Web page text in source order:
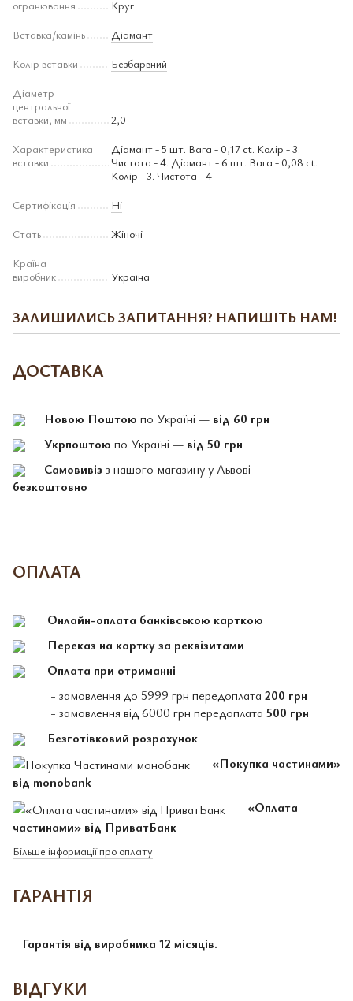
огранювання
Круг
Вставка/камінь
Діамант
Колір вставки
Безбарвний
Діаметр
центральної
вставки, мм
2,0
Характеристика
вставки
Діамант - 5 шт. Вага - 0,17 ct. Колір - 3.
Чистота - 4. Діамант - 6 шт. Вага - 0,08 ct.
Колір - 3. Чистота - 4
Сертифікація
Ні
Стать
Жіночі
Країна
виробник
Україна
ЗАЛИШИЛИСЬ ЗАПИТАННЯ? НАПИШІТЬ НАМ!
ДОСТАВКА
Новою Поштою по Україні — від 60 грн
Укрпоштою по Україні — від 50 грн
Самовивіз з нашого магазину у Львові —
безкоштовно
ОПЛАТА
Онлайн-оплата банківською карткою
Переказ на картку за реквізитами
Оплата при отриманні
- замовлення до 5999 грн передоплата 200 грн
- замовлення від 6000 грн передоплата 500 грн
Безготівковий розрахунок
«Покупка частинами»
від monobank
«Оплата
частинами» від ПриватБанк
Більше інформації про оплату
ГАРАНТІЯ
Гарантія від виробника 12 місяців.
ВІДГУКИ